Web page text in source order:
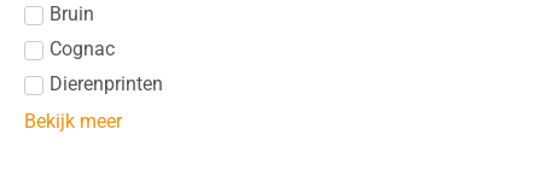
Leather Design
Micmacbags
Olivia Lauren
Bruin
Cognac
Dierenprinten
Bekijk meer